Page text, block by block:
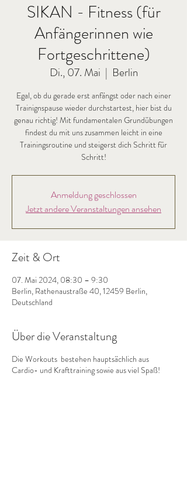
SIKAN - Fitness (für
Anfängerinnen wie
Fortgeschrittene)
Di., 07. Mai
  |
Berlin
Egal, ob du gerade erst anfängst oder nach einer
Trainignspause wieder durchstartest, hier bist du
genau richtig! Mit fundamentalen Grundübungen
findest du mit uns zusammen leicht in eine
Trainingsroutine und steigerst dich Schritt für
Schritt!
Anmeldung geschlossen
Jetzt andere Veranstaltungen ansehen
Zeit & Ort
07. Mai 2024, 08:30 – 9:30
Berlin, Rathenaustraße 40, 12459 Berlin,
Deutschland
Über die Veranstaltung
Die Workouts bestehen hauptsächlich aus
Cardio- und Krafttraining sowie aus viel Spaß!